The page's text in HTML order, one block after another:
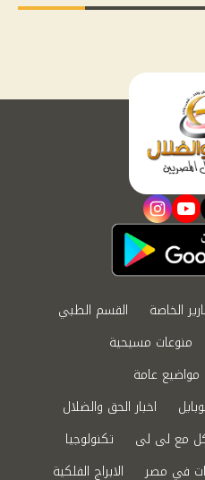
youtube
instagram
الخاصة
القسم الطبي
منوعات مسيحية
مواضيع عامة
اخبار الحق والضلال
مع لى لى
تكنولوجيا
في مصر الابراج الفلكية